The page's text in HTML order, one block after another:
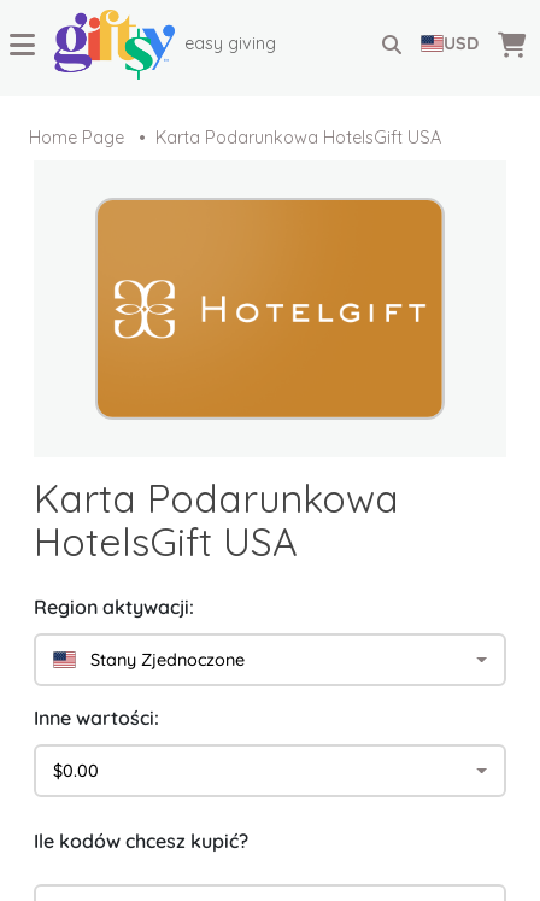
easy giving USD
Home Page Karta Podarunkowa HotelsGift USA
Karta Podarunkowa
HotelsGift USA
Region aktywacji:
Stany Zjednoczone
Inne wartości:
$0.00
Ile kodów chcesz kupić?